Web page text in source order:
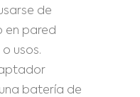
de
en pared
usos.
batería de